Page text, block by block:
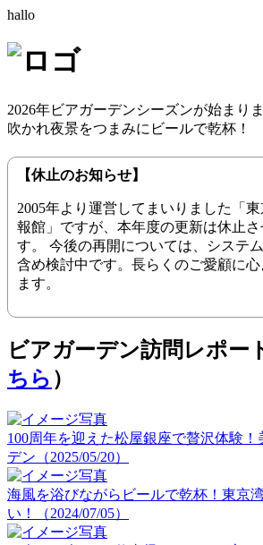
hallo
2026年ビアガーデンシーズンが始まり
吹かれ夜景をつまみにビールで乾杯！
【休止のお知らせ】
2005年より運営してまいりました「
報館」ですが、本年度の更新は休止さ
す。 今後の再開については、システ
含め検討中です。長らくのご愛顧に
ます。
ビアガーデン訪問レポー
ちら ）
100周年を迎えた松屋銀座で贅沢体験
デン（2025/05/20）
海風を浴びながらビールで乾杯！東京
い！（2024/07/05）